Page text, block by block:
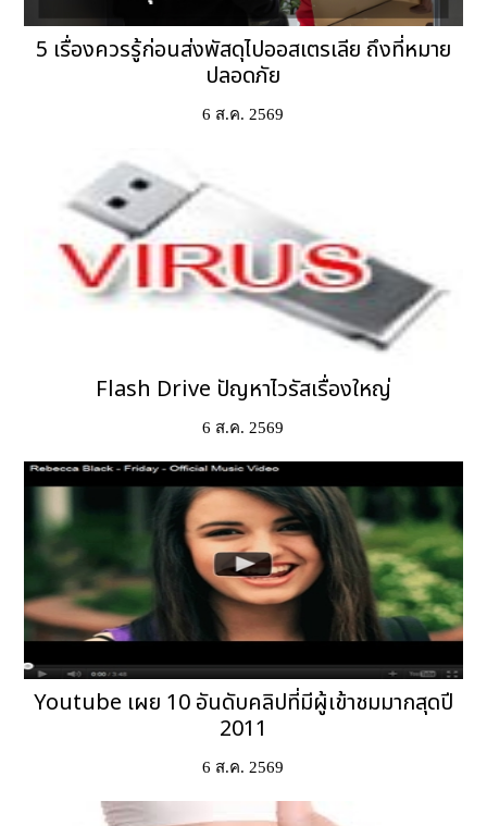
5 เรื่องควรรู้ก่อนส่งพัสดุไปออสเตรเลีย ถึงที่หมาย
ปลอดภัย
6 ส.ค. 2569
Flash Drive ปัญหาไวรัสเรื่องใหญ่
6 ส.ค. 2569
Youtube เผย 10 อันดับคลิปที่มีผู้เข้าชมมากสุดปี
2011
6 ส.ค. 2569